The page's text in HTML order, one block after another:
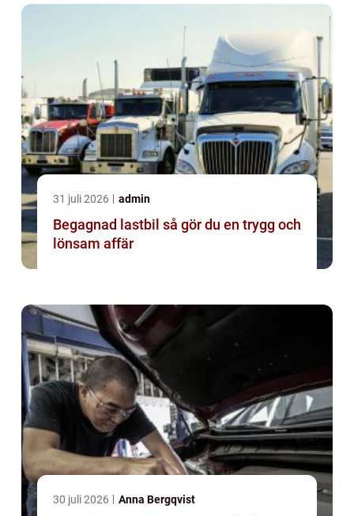
31 juli 2026 admin
Begagnad lastbil så gör du en trygg och
lönsam affär
30 juli 2026 Anna Bergqvist